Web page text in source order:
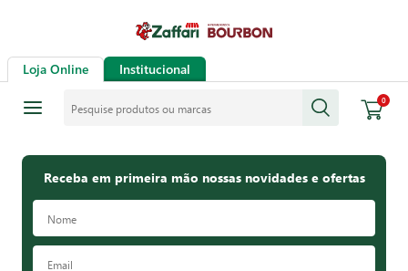
Loja Online Institucional
0
Receba em primeira mão nossas novidades e ofertas